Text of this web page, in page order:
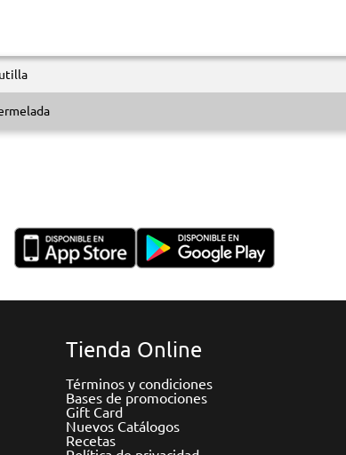
Tienda Online
Términos y condiciones
Bases de promociones
Gift Card
Nuevos Catálogos
Recetas